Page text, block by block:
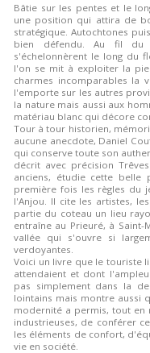
Bâtie sur les pentes et le
une position qui attira de
stratégique. Autochtones
bien défendu. Au fil du
s'échelonnèrent le long du
l'on se mit à exploiter la
charmes incomparables la
l'emporte sur les autres
la nature mais aussi aux
matériau blanc qui décore
Tour à tour historien,
aucune anecdote, Daniel
qui conserve toute son
décrit avec précision
anciens, étudie cette
première fois les règles du
l'Anjou. Il cite les artistes,
partie du coteau un lieu
entraîne au Prieuré, à Saint-
vallée qui s'ouvre si
verdoyantes.
Voici un livre que le touriste
attendaient et dont
pas simplement dans la
lointains mais montre aussi
modernité a permis, tout en
industrieuses, de conférer
les éléments de confort,
vie en société.